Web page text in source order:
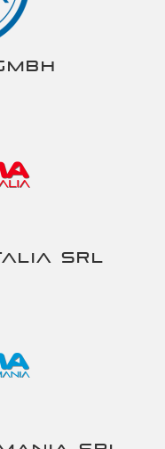
srl